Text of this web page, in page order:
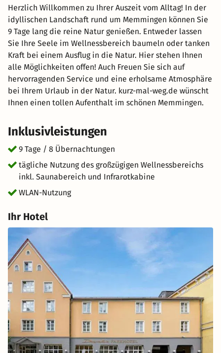
Herzlich Willkommen zu Ihrer Auszeit vom Alltag! In der
idyllischen Landschaft rund um Memmingen können Sie
9 Tage lang die reine Natur genießen. Entweder lassen
Sie Ihre Seele im Wellnessbereich baumeln oder tanken
Kraft bei einem Ausflug in die Natur. Hier stehen Ihnen
alle Möglichkeiten offen! Auch Freuen Sie sich auf
hervorragenden Service und eine erholsame Atmosphäre
bei Ihrem Urlaub in der Natur. kurz-mal-weg.de wünscht
Ihnen einen tollen Aufenthalt im schönen Memmingen.
Inklusivleistungen
9 Tage / 8 Übernachtungen
tägliche Nutzung des großzügigen Wellnessbereichs
inkl. Saunabereich und Infrarotkabine
WLAN-Nutzung
Ihr Hotel